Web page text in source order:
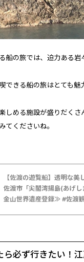
船の旅では、迫力ある岩
できる船の旅はとても魅
しめる施設が盛りだくさ
てくださいね。
【佐渡の遊覧船】透明な
佐渡市「尖閣湾揚島(あげ
金山世界遺産登録≫ #佐渡
必ず行きたい！